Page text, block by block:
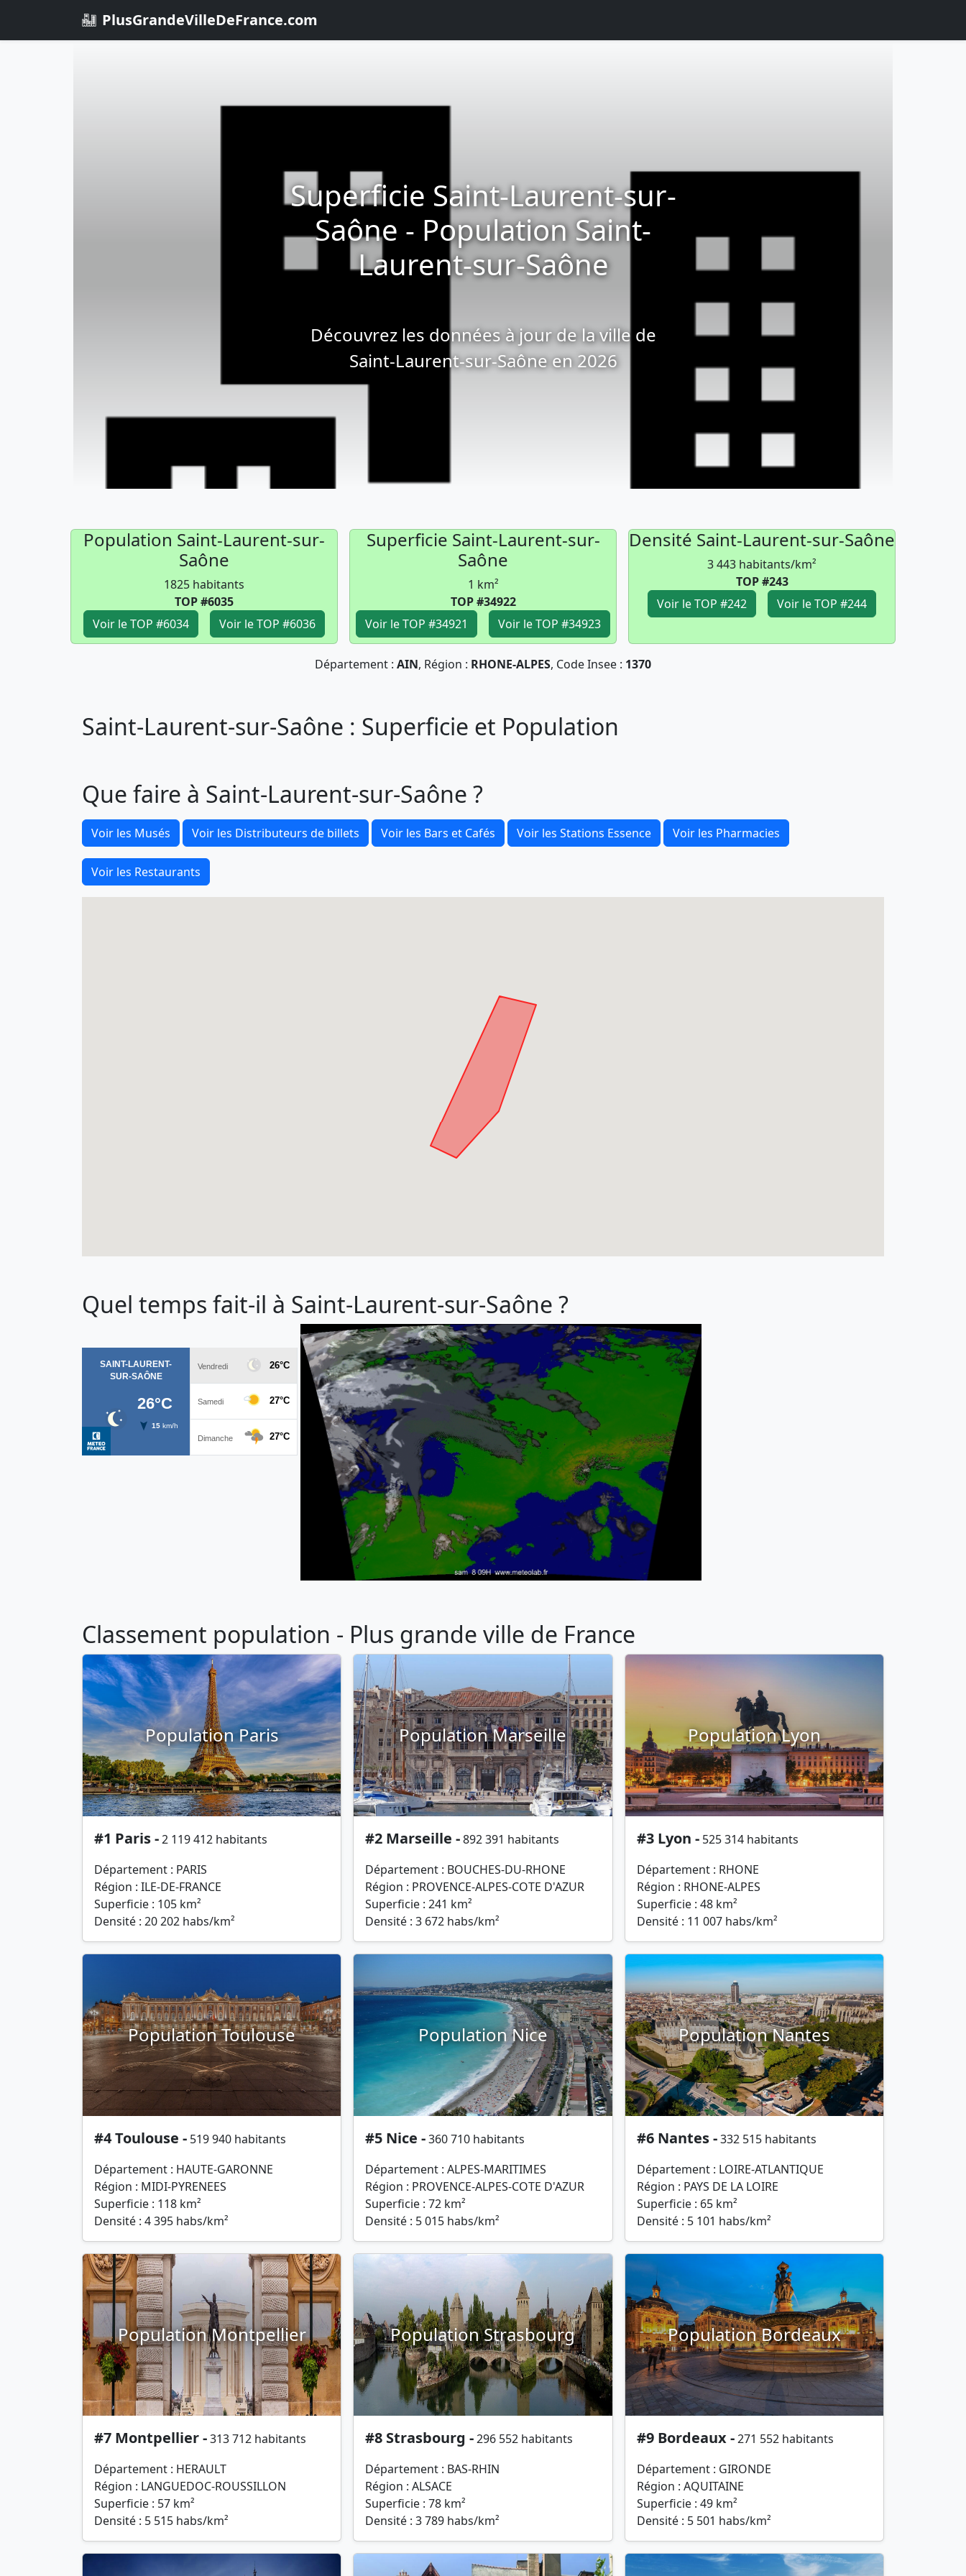
PlusGrandeVilleDeFrance.com
Superficie Saint-Laurent-sur-
Saône - Population Saint-
Laurent-sur-Saône
Découvrez les données à jour de la ville de
Saint-Laurent-sur-Saône en 2026
Population Saint-Laurent-sur-
Saône
1825 habitants
TOP #6035
Voir le TOP #6034
Voir le TOP #6036
Superficie Saint-Laurent-sur-
Saône
1 km²
TOP #34922
Voir le TOP #34921
Voir le TOP #34923
Densité Saint-Laurent-sur-Saône
3 443 habitants/km²
TOP #243
Voir le TOP #242
Voir le TOP #244
Département : AIN, Région : RHONE-ALPES, Code Insee : 1370
Saint-Laurent-sur-Saône : Superficie et Population
Que faire à Saint-Laurent-sur-Saône ?
Voir les Musés Voir les Distributeurs de billets Voir les Bars et Cafés Voir les Stations Essence Voir les Pharmacies
Voir les Restaurants
Quel temps fait-il à Saint-Laurent-sur-Saône ?
Classement population - Plus grande ville de France
Population Paris
#1 Paris -2 119 412 habitants
Département : PARIS
Région : ILE-DE-FRANCE
Superficie : 105 km²
Densité : 20 202 habs/km²
Population Marseille
#2 Marseille -892 391 habitants
Département : BOUCHES-DU-RHONE
Région : PROVENCE-ALPES-COTE D'AZUR
Superficie : 241 km²
Densité : 3 672 habs/km²
Population Lyon
#3 Lyon - 525 314 habitants
Département : RHONE
Région : RHONE-ALPES
Superficie : 48 km²
Densité : 11 007 habs/km²
Population Toulouse
#4 Toulouse - 519 940 habitants
Département : HAUTE-GARONNE
Région : MIDI-PYRENEES
Superficie : 118 km²
Densité : 4 395 habs/km²
Population Nice
#5 Nice -360 710 habitants
Département : ALPES-MARITIMES
Région : PROVENCE-ALPES-COTE D'AZUR
Superficie : 72 km²
Densité : 5 015 habs/km²
Population Nantes
#6 Nantes -332 515 habitants
Département : LOIRE-ATLANTIQUE
Région : PAYS DE LA LOIRE
Superficie : 65 km²
Densité : 5 101 habs/km²
Population Montpellier
#7 Montpellier -313 712 habitants
Département : HERAULT
Région : LANGUEDOC-ROUSSILLON
Superficie : 57 km²
Densité : 5 515 habs/km²
Population Strasbourg
#8 Strasbourg -296 552 habitants
Département : BAS-RHIN
Région : ALSACE
Superficie : 78 km²
Densité : 3 789 habs/km²
Population Bordeaux
#9 Bordeaux -271 552 habitants
Département : GIRONDE
Région : AQUITAINE
Superficie : 49 km²
Densité : 5 501 habs/km²